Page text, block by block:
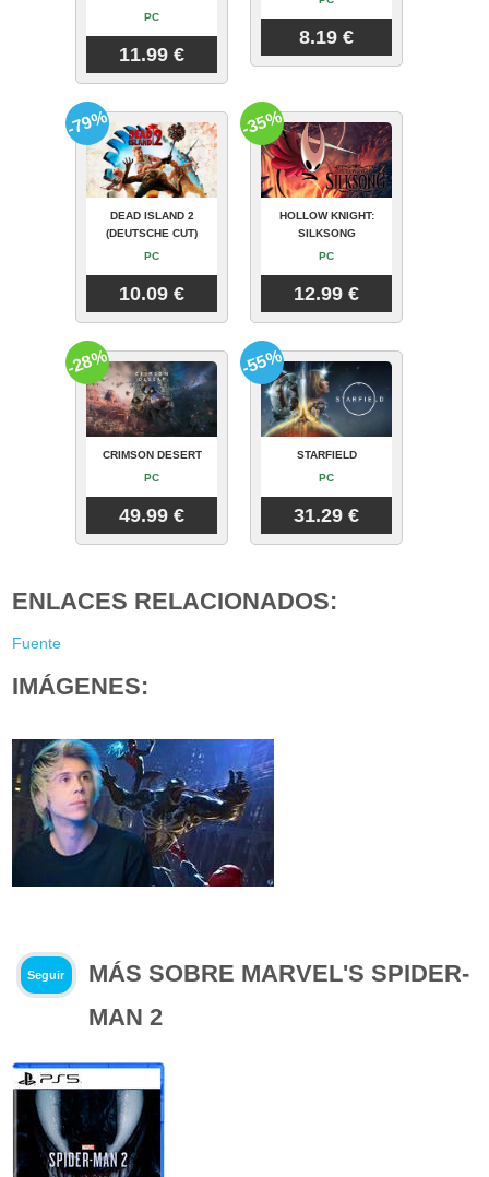
PC
11.99 €
8.19 €
DEAD ISLAND 2
(DEUTSCHE CUT)
PC
10.09 €
-79%
HOLLOW KNIGHT:
SILKSONG
PC
12.99 €
-35%
CRIMSON DESERT
PC
49.99 €
-28%
STARFIELD
PC
31.29 €
-55%
ENLACES RELACIONADOS:
Fuente
IMÁGENES:
Seguir
MÁS SOBRE MARVEL'S SPIDER-
MAN 2